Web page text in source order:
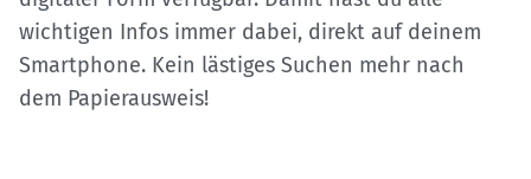
wichtigen Infos immer dabei, direkt auf deinem
Smartphone. Kein lästiges Suchen mehr nach
dem Papierausweis!